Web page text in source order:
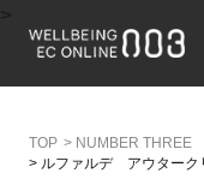
> NUMBER THREE
> ルファルデ アウターク